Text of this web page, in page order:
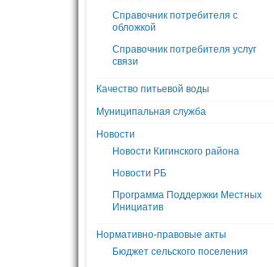
Справочник потребителя с
обложкой
Справочник потребителя услуг
связи
Качество питьевой воды
Муниципальная служба
Новости
Новости Кигинского района
Новости РБ
Программа Поддержки Местных
Инициатив
Нормативно-правовые акты
Бюджет сельского поселения